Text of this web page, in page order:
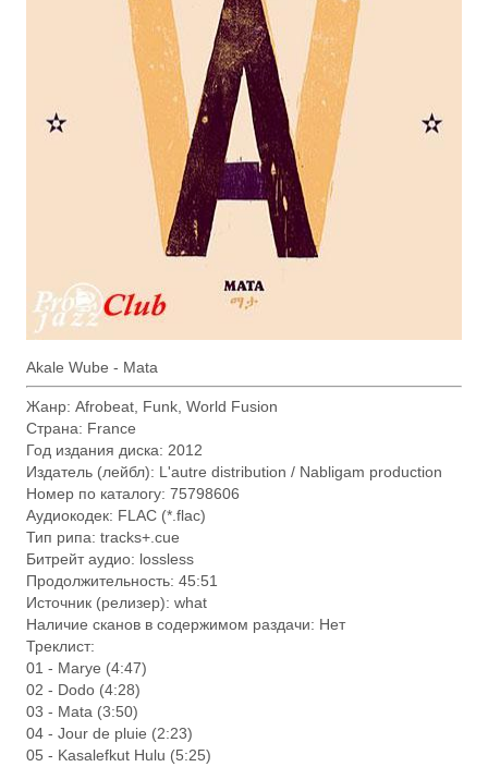
Akale Wube - Mata
Жанр: Afrobeat, Funk, World Fusion
Страна: France
Год издания диска: 2012
Издатель (лейбл): L'autre distribution / Nabligam production
Номер по каталогу: 75798606
Аудиокодек: FLAC (*.flac)
Тип рипа: tracks+.cue
Битрейт аудио: lossless
Продолжительность: 45:51
Источник (релизер): what
Наличие сканов в содержимом раздачи: Нет
Треклист:
01 - Marye (4:47)
02 - Dodo (4:28)
03 - Mata (3:50)
04 - Jour de pluie (2:23)
05 - Kasalefkut Hulu (5:25)